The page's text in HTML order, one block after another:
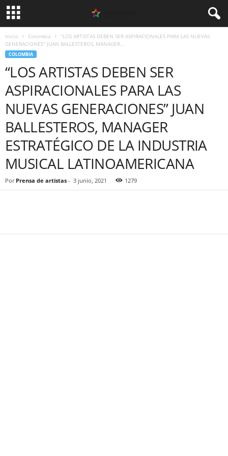
Inicio Colombia
“LOS ARTISTAS DEBEN SER ASPIRACIONALES PARA LAS NUEVAS
GENERACIONES” JUAN BALLESTEROS, MANAGER...
COLOMBIA
“LOS ARTISTAS DEBEN SER
ASPIRACIONALES PARA LAS
NUEVAS GENERACIONES” JUAN
BALLESTEROS, MANAGER
ESTRATÉGICO DE LA INDUSTRIA
MUSICAL LATINOAMERICANA
Por Prensa de artistas - 3 junio, 2021 1279